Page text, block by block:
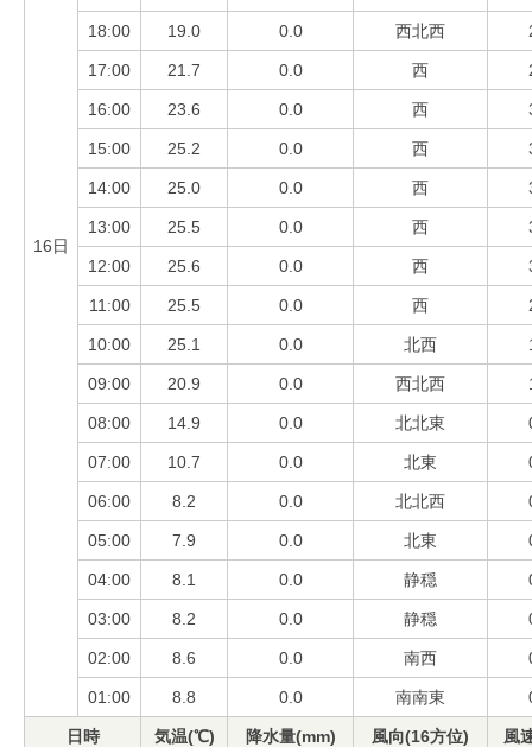
16日
18:00 19.0 0.0 西北西
17:00 21.7 0.0 西
16:00 23.6 0.0 西
15:00 25.2 0.0 西
14:00 25.0 0.0 西
13:00 25.5 0.0 西
12:00 25.6 0.0 西
11:00 25.5 0.0 西
10:00 25.1 0.0 北西
09:00 20.9 0.0 西北西
08:00 14.9 0.0 北北東
07:00 10.7 0.0 北東
06:00 8.2 0.0 北北西
05:00 7.9 0.0 北東
04:00 8.1 0.0 静穏
03:00 8.2 0.0 静穏
02:00 8.6 0.0 南西
01:00 8.8 0.0 南南東
日時 気温(℃) 降水量(mm) 風向(16方位) 風